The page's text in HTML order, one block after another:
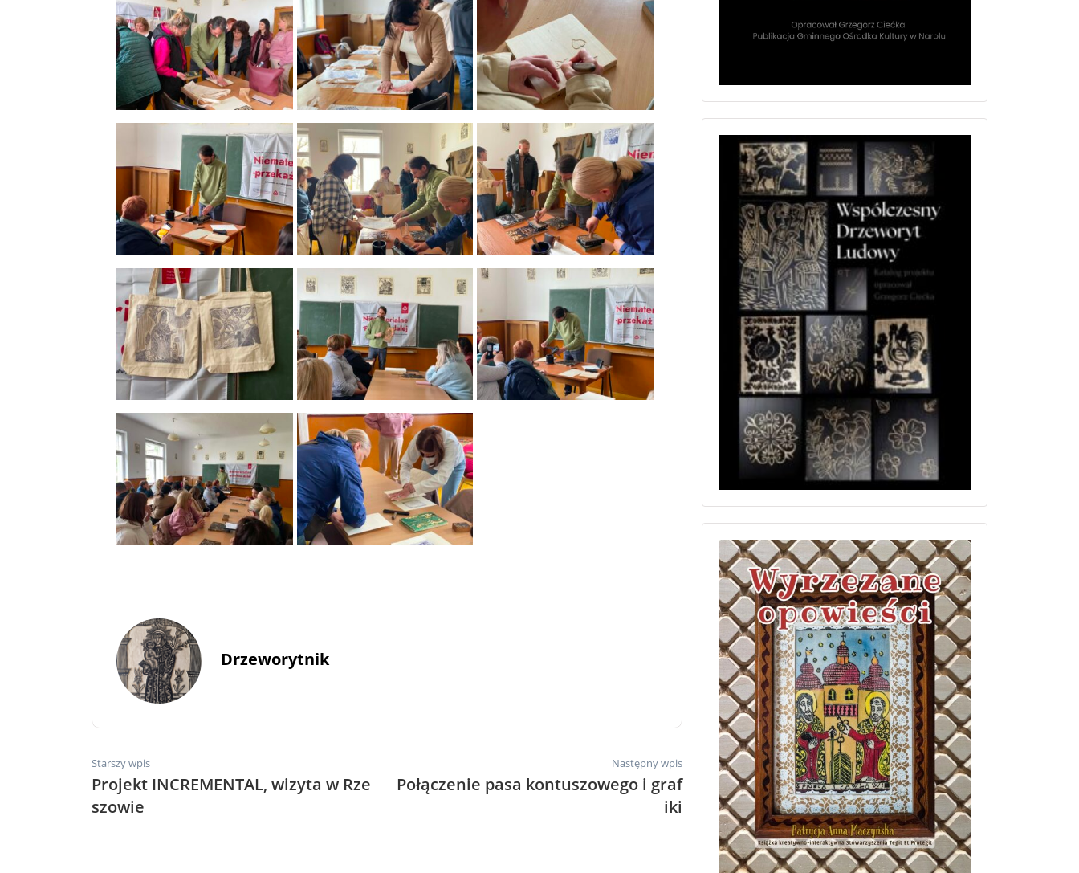
Drzeworytnik
Starszy wpis
Projekt INCREMENTAL, wizyta w Rze
szowie
Następny wpis
Połączenie pasa kontuszowego i graf
iki